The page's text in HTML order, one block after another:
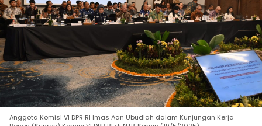
Anggota Komisi VI DPR RI Imas Aan Ubudiah dalam Kunjungan Kerja